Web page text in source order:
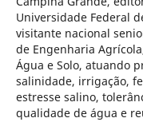
Universidade Federal
visitante nacional
de Engenharia
Água e Solo, atuando
salinidade, irrigação,
estresse salino,
qualidade de água e